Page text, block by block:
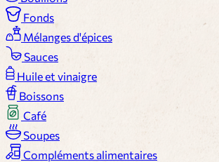
Fonds
Mélanges d'épices
Sauces
Huile et vinaigre
Boissons
Café
Soupes
Compléments alimentaires